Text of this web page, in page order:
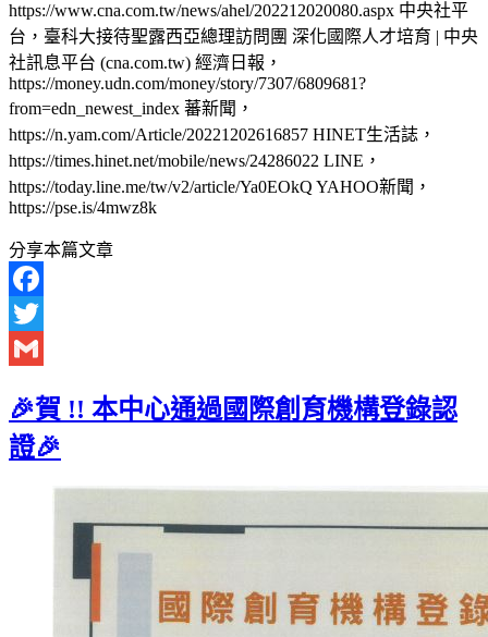
https://www.cna.com.tw/news/ahel/202212020080.aspx 中央社平
台，臺科大接待聖露西亞總理訪問團 深化國際人才培育 | 中央
社訊息平台 (cna.com.tw) 經濟日報，
https://money.udn.com/money/story/7307/6809681?
from=edn_newest_index 蕃新聞，
https://n.yam.com/Article/20221202616857 HINET生活誌，
https://times.hinet.net/mobile/news/24286022 LINE，
https://today.line.me/tw/v2/article/Ya0EOkQ YAHOO新聞，
https://pse.is/4mwz8k
分享本篇文章
Facebook
Twitter
🎉賀 !! 本中心通過國際創育機構登錄認
證🎉